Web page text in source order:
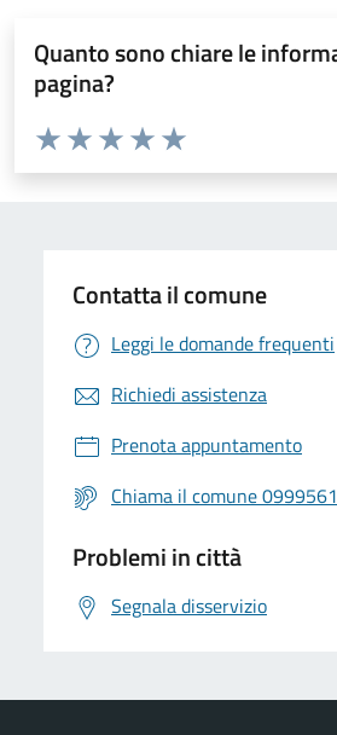
Quanto sono chiare le
pagina?
Valuta da 1 a 5 stelle la pagina
Valuta 5 stelle su 5
Valuta 4 stelle su 5
Valuta 3 stelle su 5
Valuta 2 stelle su 5
Valuta 1 stelle su 5
Contatta il comune
Leggi le domande frequenti
Richiedi assistenza
Prenota appuntamento
Chiama il comune
Problemi in città
Segnala disservizio